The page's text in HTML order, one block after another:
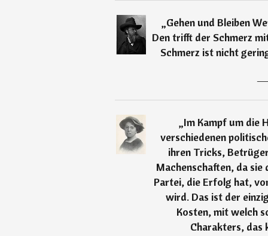
„Gehen und Bleiben
Den trifft der Schmerz
Schmerz ist nicht
―
„Im Kampf um die
verschiedenen
ihren Tricks,
Machenschaften, da
Partei, die Erfolg hat,
wird. Das ist der
Kosten, mit welch
Charakters, das